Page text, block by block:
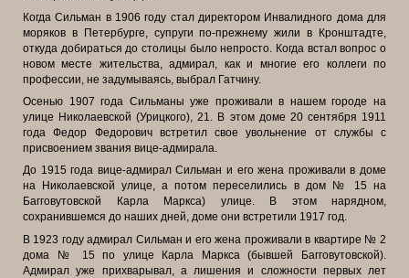
Когда Сильман в 1906 году стал директором Инвалидного дома для
моряков в Петербурге, супруги по-прежнему жили в Кронштадте,
откуда добираться до столицы было непросто. Когда встал вопрос о
новом месте жительства, адмирал, как и многие его коллеги по
профессии, не задумываясь, выбрал Гатчину.
Осенью 1907 года Сильманы уже проживали в нашем городе на
улице Николаевской (Урицкого), 21. В этом доме 20 сентября 1911
года Федор Федорович встретил свое увольнение от службы с
присвоением звания вице-адмирала.
До 1915 года вице-адмирал Сильман и его жена проживали в доме
на Николаевской улице, а потом переселились в дом № 15 на
Багговутовской Карла Маркса) улице. В этом нарядном,
сохранившемся до наших дней, доме они встретили 1917 год.
В 1923 году адмирал Сильман и его жена проживали в квартире № 2
дома № 15 по улице Карла Маркса (бывшей Багговутовской).
Адмирал уже прихварывал, а лишения и сложности первых лет